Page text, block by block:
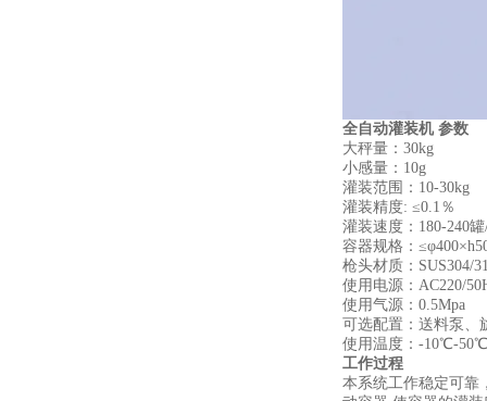
全自动灌装机 参数
大秤量：30kg
小感量：10g
灌装范围：10-30kg
灌装精度: ≤0.1％
灌装速度：180-240
容器规格：
枪头材质：SUS304/
使用电源：AC220/
使用气源：0.5Mpa
可选配置：送料泵、
使用温度：-10℃-50℃
工作过程
本系统工作稳定可靠